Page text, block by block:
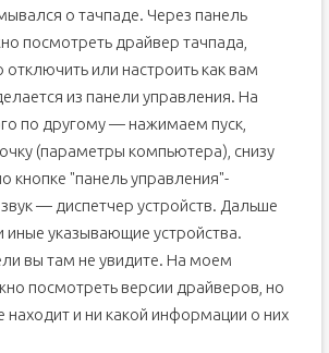
о тачпаде. Через панель
посмотреть драйвер тачпада,
или настроить как вам
из панели управления. На
по другому — нажимаем пуск,
(параметры компьютера), снизу
кнопке "панель управления"-
— диспетчер устройств. Дальше
указывающие устройства.
вы там не увидите. На моем
посмотреть версии драйверов, но
находит и ни какой информации о них